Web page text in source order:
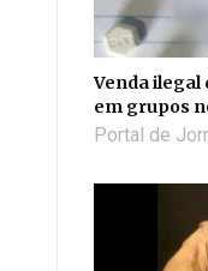
Venda ilegal
em grupos
Portal de